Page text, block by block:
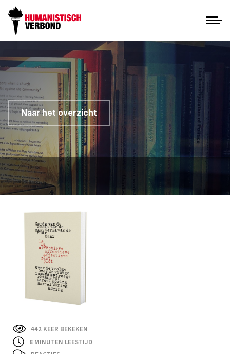
Naar het overzicht
442 KEER BEKEKEN
8 MINUTEN LEESTIJD